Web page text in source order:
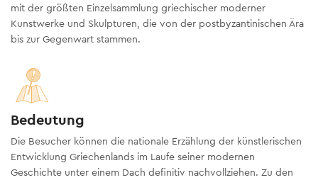
mit der größten Einzelsammlung griechischer moderner
Kunstwerke und Skulpturen, die von der postbyzantinischen Ära
bis zur Gegenwart stammen.
Bedeutung
Die Besucher können die nationale Erzählung der künstlerischen
Entwicklung Griechenlands im Laufe seiner modernen
Geschichte unter einem Dach definitiv nachvollziehen. Zu den